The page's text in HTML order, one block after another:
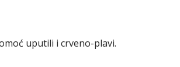
uputili i crveno-plavi.